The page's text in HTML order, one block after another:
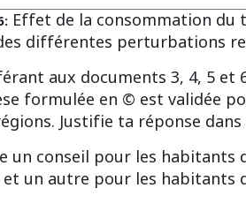
Effet de la consommation du
différentes perturbations
aux documents 3, 4, 5 et
formulée en © est validée
Justifie ta réponse dans
un conseil pour les habitants
un autre pour les habitants